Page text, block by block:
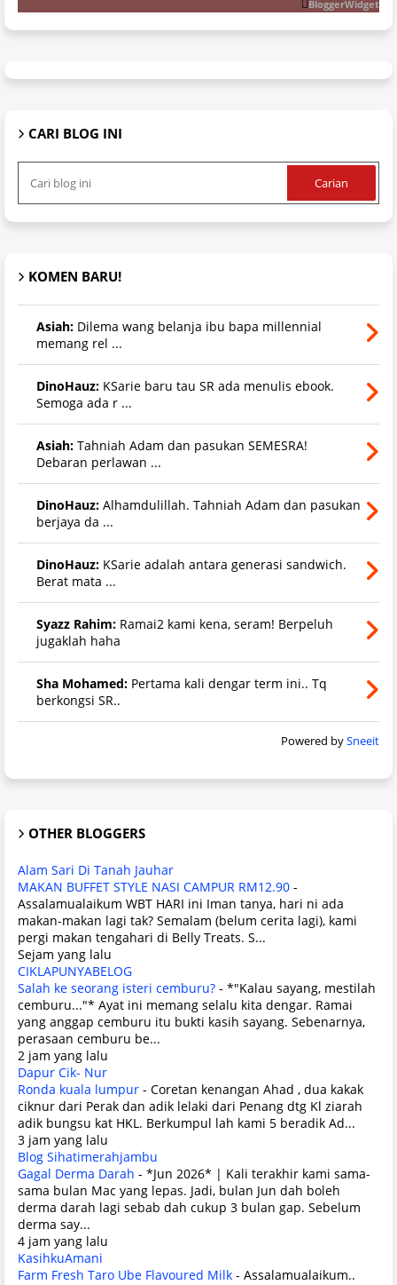
BloggerWidget
CARI BLOG INI
KOMEN BARU!
Asiah: Dilema wang belanja ibu bapa millennial
memang rel ...
DinoHauz: KSarie baru tau SR ada menulis ebook.
Semoga ada r ...
Asiah: Tahniah Adam dan pasukan SEMESRA!
Debaran perlawan ...
DinoHauz: Alhamdulillah. Tahniah Adam dan pasukan
berjaya da ...
DinoHauz: KSarie adalah antara generasi sandwich.
Berat mata ...
Syazz Rahim: Ramai2 kami kena, seram! Berpeluh
jugaklah haha
Sha Mohamed: Pertama kali dengar term ini.. Tq
berkongsi SR..
Powered bySneeit
OTHER BLOGGERS
Alam Sari Di Tanah Jauhar
MAKAN BUFFET STYLE NASI CAMPUR RM12.90 -
Assalamualaikum WBT HARI ini Iman tanya, hari ni ada
makan-makan lagi tak? Semalam (belum cerita lagi), kami
pergi makan tengahari di Belly Treats. S...
Sejam yang lalu
CIKLAPUNYABELOG
Salah ke seorang isteri cemburu? - *"Kalau sayang, mestilah
cemburu..."* Ayat ini memang selalu kita dengar. Ramai
yang anggap cemburu itu bukti kasih sayang. Sebenarnya,
perasaan cemburu be...
2 jam yang lalu
Dapur Cik- Nur
Ronda kuala lumpur - Coretan kenangan Ahad , dua kakak
ciknur dari Perak dan adik lelaki dari Penang dtg Kl ziarah
adik bungsu kat HKL. Berkumpul lah kami 5 beradik Ad...
3 jam yang lalu
Blog Sihatimerahjambu
Gagal Derma Darah - *Jun 2026* | Kali terakhir kami sama-
sama bulan Mac yang lepas. Jadi, bulan Jun dah boleh
derma darah lagi sebab dah cukup 3 bulan gap. Sebelum
derma say...
4 jam yang lalu
KasihkuAmani
Farm Fresh Taro Ube Flavoured Milk - Assalamualaikum..